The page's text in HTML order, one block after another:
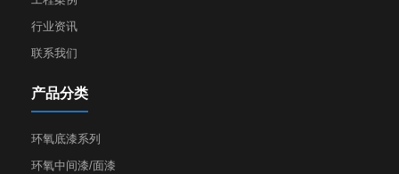
行业资讯
联系我们
产品分类
环氧底漆系列
环氧中间漆/面漆